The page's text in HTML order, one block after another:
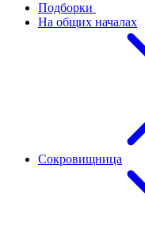
Подборки
На общих началах
Сокровищница